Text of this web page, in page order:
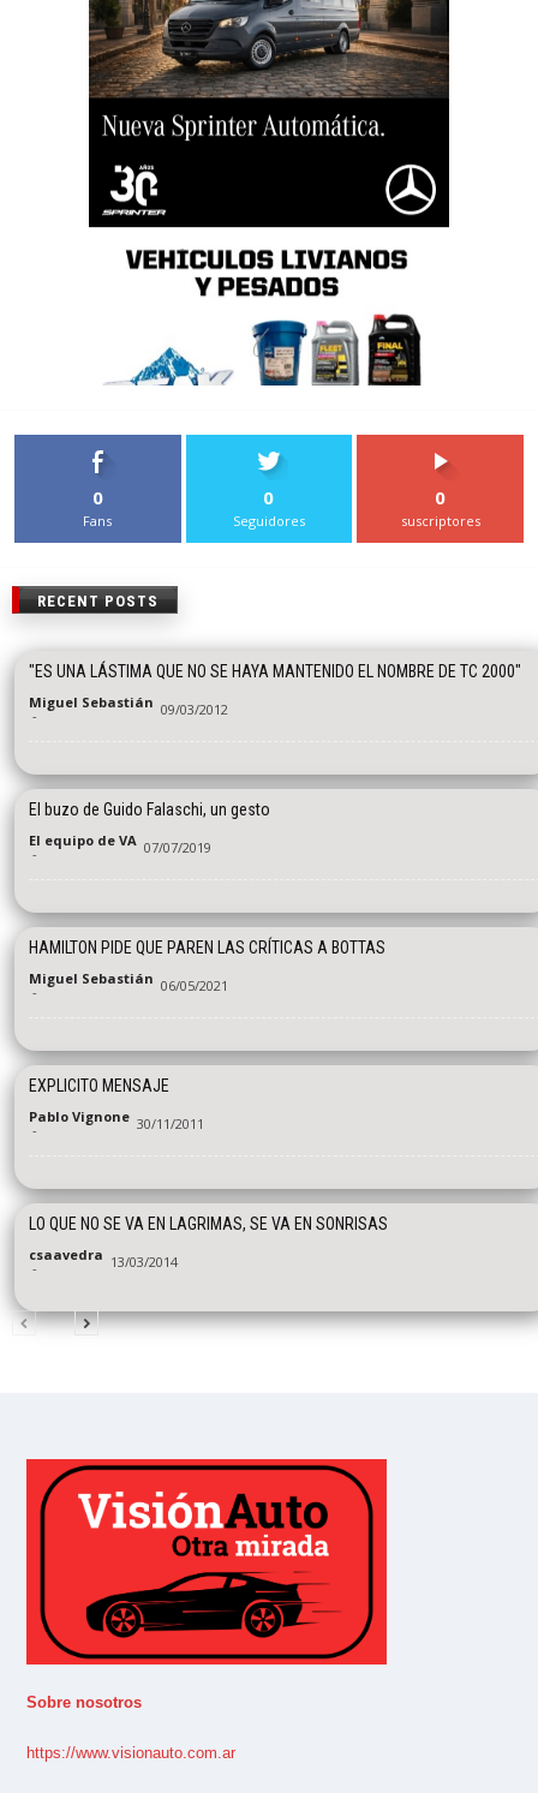
0
Fans
0
Seguidores
0
suscriptores
RECENT POSTS
"ES UNA LÁSTIMA QUE NO SE HAYA MANTENIDO EL NOMBRE DE TC 2000"
Miguel Sebastián
- 09/03/2012
El buzo de Guido Falaschi, un gesto
El equipo de VA
- 07/07/2019
HAMILTON PIDE QUE PAREN LAS CRÍTICAS A BOTTAS
Miguel Sebastián
- 06/05/2021
EXPLICITO MENSAJE
Pablo Vignone
- 30/11/2011
LO QUE NO SE VA EN LAGRIMAS, SE VA EN SONRISAS
csaavedra
- 13/03/2014
Sobre nosotros
https://www.visionauto.com.ar